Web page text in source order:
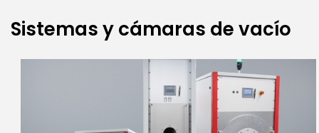
Sistemas y cámaras de vacío